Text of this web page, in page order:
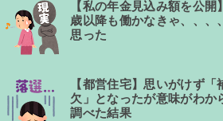
【私の年金見込み額を公開
歳以降も働かなきゃ、、、
思った
【都営住宅】思いがけず「
欠」となったが意味がわか
調べた結果